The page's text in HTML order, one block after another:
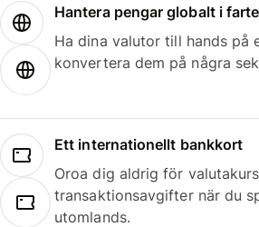
Hantera pengar globalt i
Ha dina valutor till hands på
konvertera dem på några
Ett internationellt bankkort
Oroa dig aldrig för
transaktionsavgifter när du
utomlands.